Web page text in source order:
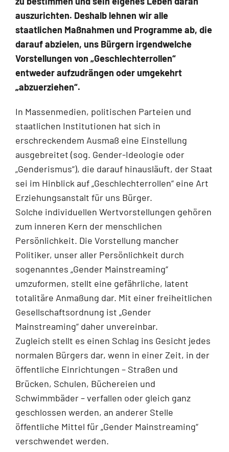
auszurichten. Deshalb lehnen wir alle
staatlichen Maßnahmen und Programme ab, die
darauf abzielen, uns Bürgern irgendwelche
Vorstellungen von „Geschlechterrollen“
entweder aufzudrängen oder umgekehrt
„abzuerziehen“.
In Massenmedien, politischen Parteien und
staatlichen Institutionen hat sich in
erschreckendem Ausmaß eine Einstellung
ausgebreitet (sog. Gender-Ideologie oder
„Genderismus“), die darauf hinausläuft, der Staat
sei im Hinblick auf „Geschlechterrollen“ eine Art
Erziehungsanstalt für uns Bürger.
Solche individuellen Wertvorstellungen gehören
zum inneren Kern der menschlichen
Persönlichkeit. Die Vorstellung mancher
Politiker, unser aller Persönlichkeit durch
sogenanntes „Gender Mainstreaming“
umzuformen, stellt eine gefährliche, latent
totalitäre Anmaßung dar. Mit einer freiheitlichen
Gesellschaftsordnung ist „Gender
Mainstreaming“ daher unvereinbar.
Zugleich stellt es einen Schlag ins Gesicht jedes
normalen Bürgers dar, wenn in einer Zeit, in der
öffentliche Einrichtungen – Straßen und
Brücken, Schulen, Büchereien und
Schwimmbäder – verfallen oder gleich ganz
geschlossen werden, an anderer Stelle
öffentliche Mittel für „Gender Mainstreaming“
verschwendet werden.